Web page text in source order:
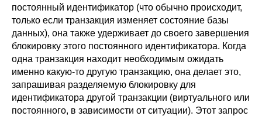
постоянный идентификатор (что обычно происходит,
только если транзакция изменяет состояние базы
данных), она также удерживает до своего завершения
блокировку этого постоянного идентификатора. Когда
одна транзакция находит необходимым ожидать
именно какую-то другую транзакцию, она делает это,
запрашивая разделяемую блокировку для
идентификатора другой транзакции (виртуального или
постоянного, в зависимости от ситуации). Этот запрос